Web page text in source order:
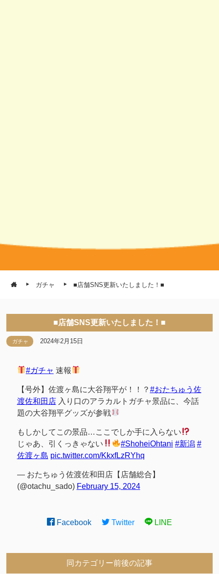
ガチャ ■店舗SNS更新いたしました！■
■店舗SNS更新いたしました！■
ガチャ 2024年2月15日
#ガチャ 速報
【号外】佐渡ヶ島に大谷翔平が！！？ #おたちゅう佐
渡佐和田店入り口のアラカルトガチャ景品に、今話
題の大谷翔平グッズが参戦
もしかしてこの景品…ここでしか手に入らない
じゃあ、引くっきゃない
#ShoheiOhtani #新潟 #
佐渡ヶ島 pic.twitter.com/KkxfLzRYhq
— おたちゅう佐渡佐和田店【店舗総合】
(@otachu_sado) February 15, 2024
Facebook Twitter LINE
同カテゴリー前後の記事